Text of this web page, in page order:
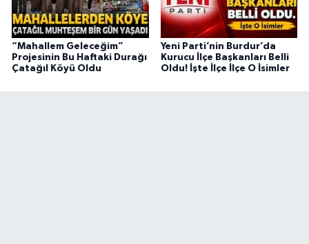
“Mahallem Geleceğim”
Projesinin Bu Haftaki Durağı
Çatağıl Köyü Oldu
Yeni Parti’nin Burdur’da
Kurucu İlçe Başkanları Belli
Oldu! İşte İlçe İlçe O İsimler